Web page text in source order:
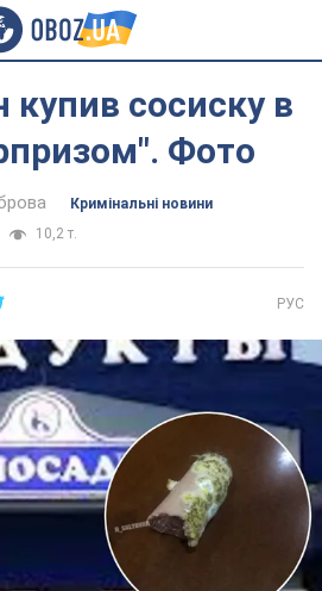
купив сосиску в
Фото
Кримінальні новини
10,2 т.
РУС